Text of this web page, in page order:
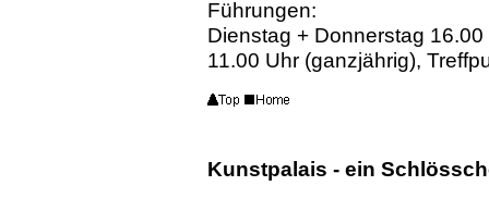
Führungen:
Dienstag + Donnerstag
11.00 Uhr (ganzjährig),
Kunstpalais - ein